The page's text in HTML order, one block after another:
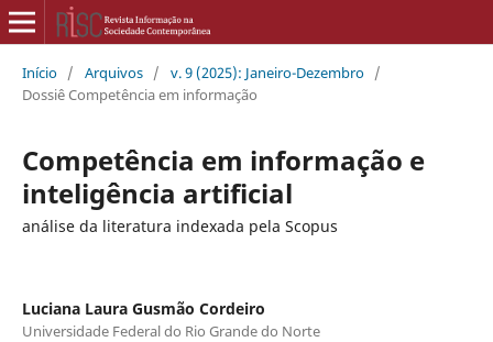
Início / Arquivos / v. 9 (2025): Janeiro-Dezembro /
Dossiê Competência em informação
Competência em informação e
inteligência artificial
análise da literatura indexada pela Scopus
Luciana Laura Gusmão Cordeiro
Universidade Federal do Rio Grande do Norte